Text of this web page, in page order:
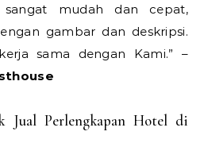
sangat mudah dan cepat,
gambar dan deskripsi.
sama dengan Kami.” –
Jual Perlengkapan Hotel di